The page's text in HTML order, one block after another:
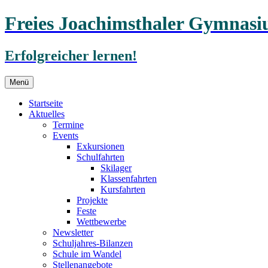
Freies Joachimsthaler
Erfolgreicher lernen!
Menü Zum
Inhalt
springen
Startseite
Aktuelles
Termine
Events
Exkursionen
Schulfahrten
Skilager
Klassenfahrten
Kursfahrten
Projekte
Feste
Wettbewerbe
Newsletter
Schuljahres-Bilanzen
Schule im Wandel
Stellenangebote